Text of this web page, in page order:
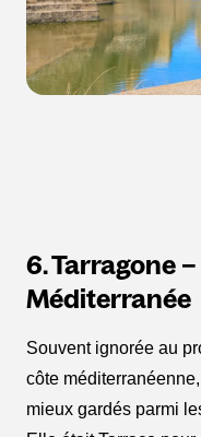
6. Tarragone
Méditerranée
Souvent ignorée au
côte
mieux gardés parmi